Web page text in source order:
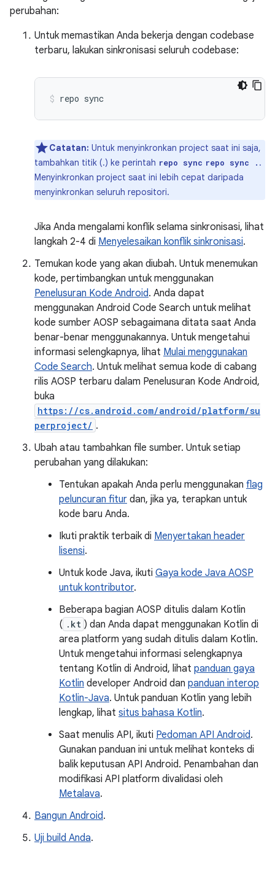
perubahan:
Untuk memastikan Anda bekerja dengan codebase
terbaru, lakukan sinkronisasi seluruh codebase:
repo sync
Catatan: Untuk menyinkronkan project saat ini saja,
tambahkan titik (.) ke perintah repo sync repo sync . .
Menyinkronkan project saat ini lebih cepat daripada
menyinkronkan seluruh repositori.
Jika Anda mengalami konflik selama sinkronisasi, lihat
langkah 2-4 di Menyelesaikan konflik sinkronisasi.
Temukan kode yang akan diubah. Untuk menemukan
kode, pertimbangkan untuk menggunakan
Penelusuran Kode Android. Anda dapat
menggunakan Android Code Search untuk melihat
kode sumber AOSP sebagaimana ditata saat Anda
benar-benar menggunakannya. Untuk mengetahui
informasi selengkapnya, lihat Mulai menggunakan
Code Search. Untuk melihat semua kode di cabang
rilis AOSP terbaru dalam Penelusuran Kode Android,
buka
https://cs.android.com/android/platform/su
perproject/ .
Ubah atau tambahkan file sumber. Untuk setiap
perubahan yang dilakukan:
Tentukan apakah Anda perlu menggunakan flag
peluncuran fitur dan, jika ya, terapkan untuk
kode baru Anda.
Ikuti praktik terbaik di Menyertakan header
lisensi.
Untuk kode Java, ikuti Gaya kode Java AOSP
untuk kontributor.
Beberapa bagian AOSP ditulis dalam Kotlin
( .kt ) dan Anda dapat menggunakan Kotlin di
area platform yang sudah ditulis dalam Kotlin.
Untuk mengetahui informasi selengkapnya
tentang Kotlin di Android, lihat panduan gaya
Kotlin developer Android dan panduan interop
Kotlin-Java. Untuk panduan Kotlin yang lebih
lengkap, lihat situs bahasa Kotlin.
Saat menulis API, ikuti Pedoman API Android.
Gunakan panduan ini untuk melihat konteks di
balik keputusan API Android. Penambahan dan
modifikasi API platform divalidasi oleh
Metalava.
Bangun Android.
Uji build Anda.